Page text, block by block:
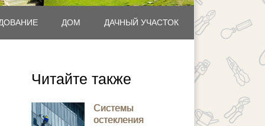
ДОМ ДАЧНЫЙ УЧАСТОК
Читайте также
Системы
остекления